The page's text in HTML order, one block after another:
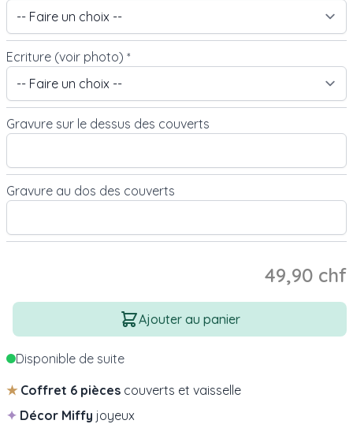
Ecriture (voir photo) *
Gravure sur le dessus des couverts
Gravure au dos des couverts
49,90 chf
Quantité
Ajouter au panier
Disponible de suite
★ Coffret 6 pièces couverts et vaisselle
✦ Décor Miffy joyeux